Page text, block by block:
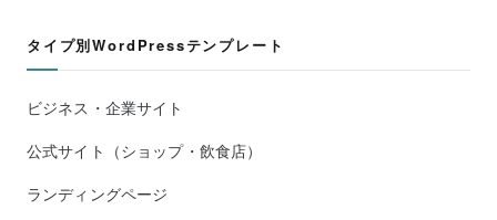
タイプ別WordPressテンプレート
ビジネス・企業サイト
公式サイト（ショップ・飲食店）
ランディングページ